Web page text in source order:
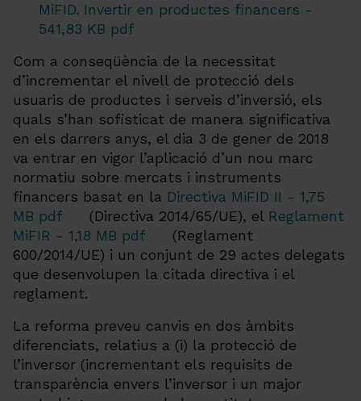
MiFID. Invertir en productes financers -
541,83 KB pdf
Com a conseqüència de la necessitat
d’incrementar el nivell de protecció dels
usuaris de productes i serveis d’inversió, els
quals s’han sofisticat de manera significativa
en els darrers anys, el dia 3 de gener de 2018
va entrar en vigor l’aplicació d’un nou marc
normatiu sobre mercats i instruments
financers basat en la Directiva MiFID II - 1,75
MB pdf
(Directiva 2014/65/UE), el Reglament
MiFIR - 1,18 MB pdf
(Reglament
600/2014/UE) i un conjunt de 29 actes delegats
que desenvolupen la citada directiva i el
reglament.
La reforma preveu canvis en dos àmbits
diferenciats, relatius a (i) la protecció de
l’inversor (incrementant els requisits de
transparència envers l’inversor i un major